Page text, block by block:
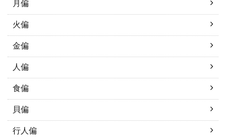
月偏
火偏
金偏
人偏
食偏
貝偏
行人偏